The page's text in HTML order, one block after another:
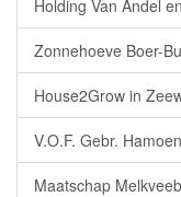
Holding Van Andel
Zonnehoeve Boer-
House2Grow in
V.O.F. Gebr.
Maatschap